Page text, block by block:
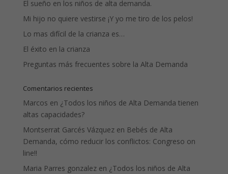
El sueño en los niños de alta demanda.
Mi hijo no quiere vestirse ¡Y yo me tiro de los pelos!
Lo mas difícil de la crianza es…
El éxito en la crianza
Preguntas más frecuentes sobre la Alta Demanda
Comentarios recientes
Marcos en ¿Todos los niños de Alta Demanda tienen
altas capacidades?
Montserrat Garcés Vázquezen Bebés de Alta
Demanda, cómo reducir los conflictos: Congreso on
line!!
Maria Parres gonzalezen ¿Todos los niños de Alta